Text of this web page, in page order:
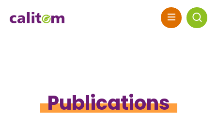
Publications